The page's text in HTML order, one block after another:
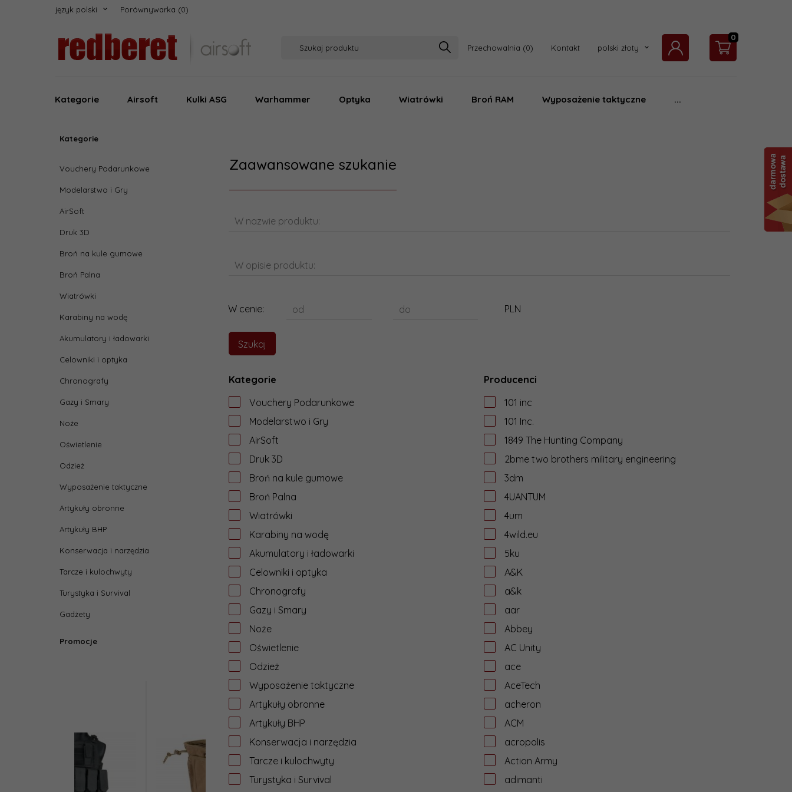
język polski Porównywarka
Przechowalnia Kontakt currency_h
polski złoty
0
Kategorie Airsoft Kulki ASG Warhammer Optyka Wiatrówki Broń RAM Wyposażenie taktyczne ...
Kategorie
Vouchery Podarunkowe
Modelarstwo i Gry
AirSoft
Druk 3D
Broń na kule gumowe
Broń Palna
Wiatrówki
Karabiny na wodę
Akumulatory i ładowarki
Celowniki i optyka
Chronografy
Gazy i Smary
Noże
Oświetlenie
Odzież
Wyposażenie taktyczne
Artykuły obronne
Artykuły BHP
Konserwacja i narzędzia
Tarcze i kulochwyty
Turystyka i Survival
Gadżety
Promocje
Zaawansowane szukanie
W nazwie produktu:
W opisie produktu:
W cenie: od do PLN
Kategorie
Vouchery Podarunkowe
Modelarstwo i Gry
AirSoft
Druk 3D
Broń na kule gumowe
Broń Palna
Wiatrówki
Karabiny na wodę
Akumulatory i ładowarki
Celowniki i optyka
Chronografy
Gazy i Smary
Noże
Oświetlenie
Odzież
Wyposażenie taktyczne
Artykuły obronne
Artykuły BHP
Konserwacja i narzędzia
Tarcze i kulochwyty
Turystyka i Survival
Producenci
101 inc
101 Inc.
1849 The Hunting Company
2bme two brothers military engineering
3dm
4UANTUM
4um
4wild.eu
5ku
A&K
a&k
aar
Abbey
AC Unity
ace
AceTech
acheron
ACM
acropolis
Action Army
adimanti